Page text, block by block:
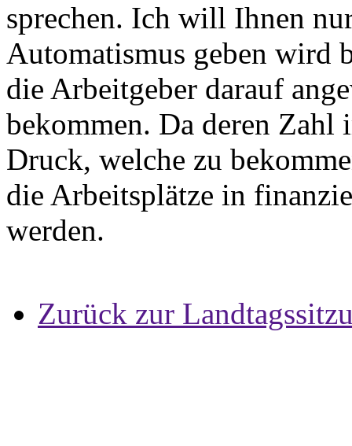
sprechen. Ich will Ihnen
Automatismus geben wird
die Arbeitgeber darauf
bekommen. Da deren
Druck, welche zu
die Arbeitsplätze in
werden.
Zurück zur